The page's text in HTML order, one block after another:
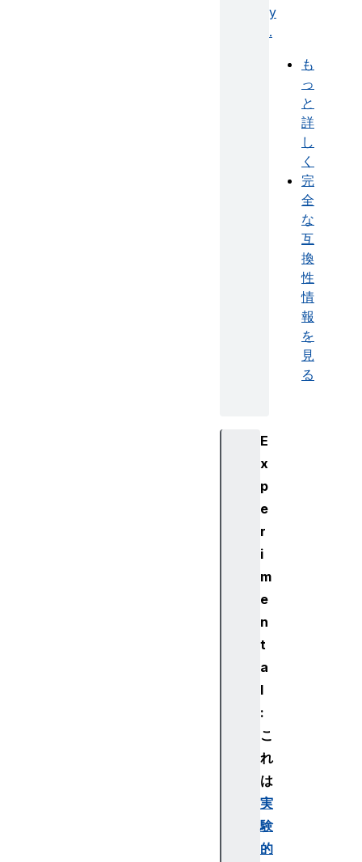
y
.
も
っ
と
詳
し
く
完
全
な
互
換
性
情
報
を
見
る
E
x
p
e
r
i
m
e
n
t
a
l
:
こ
れ
は
実
験
的